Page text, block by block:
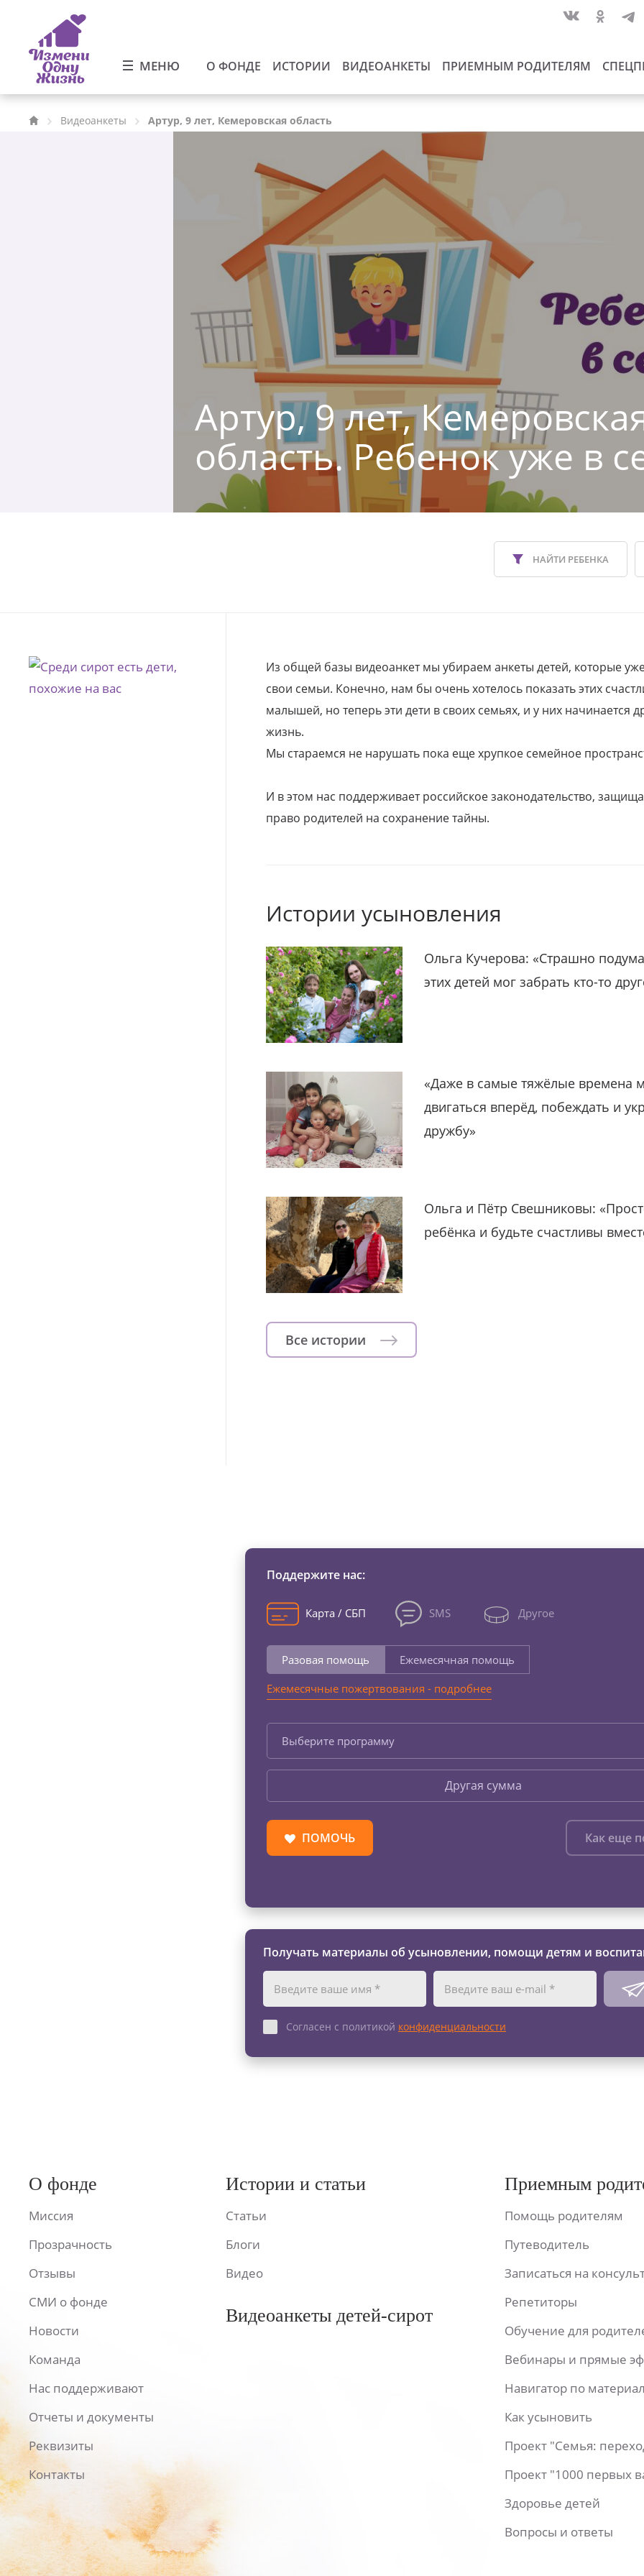
МЕНЮ О ФОНДЕ ИСТОРИИ ВИДЕОАНКЕТЫ ПРИЕМНЫМ РОДИТЕЛЯМ
Видеоанкеты Артур, 9 лет, Кемеровская область
Артур, 9 лет,
область. Ребенок уже в
НАЙТИ РЕБЕНКА
Из общей базы видеоанкет мы убираем анкеты детей, которые
свои семьи. Конечно, нам бы очень хотелось показать этих
малышей, но теперь эти дети в своих семьях, и у них начинается
жизнь.
Мы стараемся не нарушать пока еще хрупкое семейное
И в этом нас поддерживает российское законодательство,
право родителей на сохранение тайны.
Истории усыновления
Ольга Кучерова: «Страшно
этих детей мог забрать кто-то
«Даже в самые тяжёлые времена
двигаться вперёд, побеждать и
дружбу»
Ольга и Пётр Свешниковы:
ребёнка и будьте счастливы
Все истории
Поддержите нас:
Карта / СБП SMS Другое
Разовая помощь
Ежемесячная помощь
Ежемесячные пожертвования - подробнее
Выберите программу
Другая сумма
ПОМОЧЬ Как еще
Получать материалы об усыновлении, помощи детям и
Согласен с политикой конфиденциальности
О фонде
Миссия
Прозрачность
Отзывы
СМИ о фонде
Новости
Команда
Нас поддерживают
Отчеты и документы
Реквизиты
Контакты
Истории и статьи
Статьи
Блоги
Видео
Видеоанкеты детей-сирот
Приемным
Помощь родителям
Путеводитель
Записаться на
Репетиторы
Обучение для
Вебинары и прямые
Навигатор по
Как усыновить
Проект "Семья:
Проект "1000 первых
Здоровье детей
Вопросы и ответы